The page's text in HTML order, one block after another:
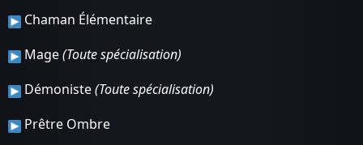
Chaman Élémentaire
Mage(Toute spécialisation)
Démoniste(Toute spécialisation)
Prêtre Ombre